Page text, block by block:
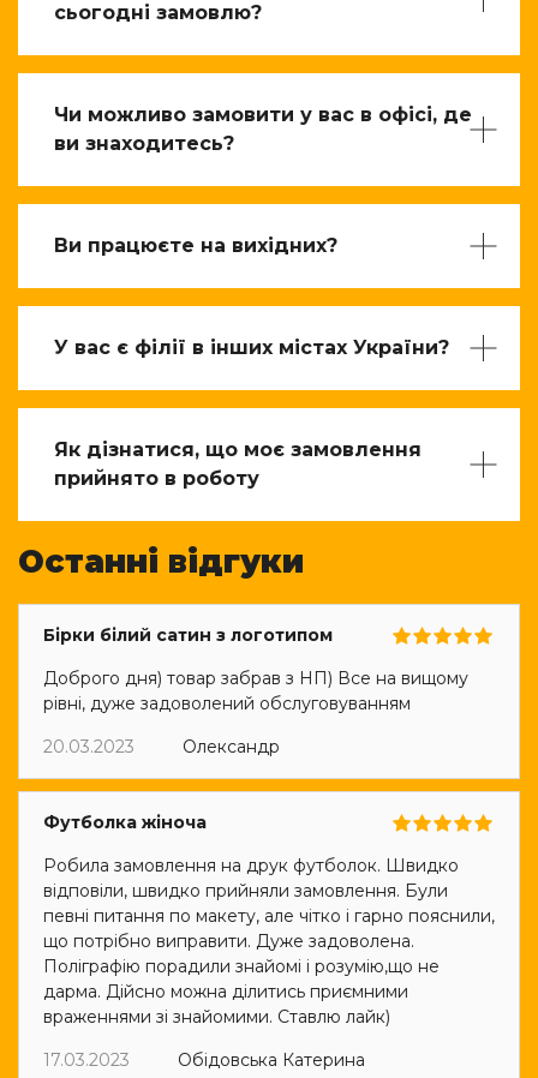
сьогодні замовлю?
Чи можливо замовити у вас в офісі, де
ви знаходитесь?
Ви працюєте на вихідних?
У вас є філії в інших містах України?
Як дізнатися, що моє замовлення
прийнято в роботу
Останні відгуки
Бірки білий сатин з логотипом
Доброго дня) товар забрав з НП) Все на вищому
рівні, дуже задоволений обслуговуванням
20.03.2023
Олександр
Футболка жіноча
Робила замовлення на друк футболок. Швидко
відповіли, швидко прийняли замовлення. Були
певні питання по макету, але чітко і гарно пояснили,
що потрібно виправити. Дуже задоволена.
Поліграфію порадили знайомі і розумію,що не
дарма. Дійсно можна ділитись приємними
враженнями зі знайомими. Ставлю лайк)
17.03.2023
Обідовська Катерина